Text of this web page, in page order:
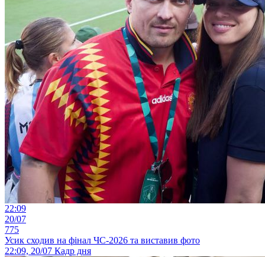
22:09
20/07
775
Усик сходив на фінал ЧС-2026 та виставив фото
22:09, 20/07 Кадр дня